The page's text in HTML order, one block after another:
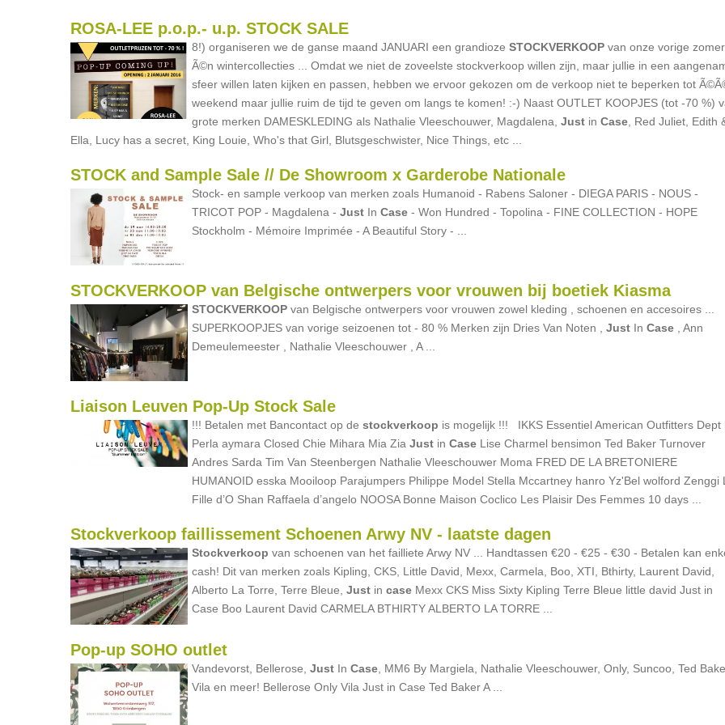
ROSA-LEE p.o.p.- u.p. STOCK SALE
8!) organiseren we de ganse maand JANUARI een grandioze STOCKVERKOOP van onze vorige
Ã©n wintercollecties ... Omdat we niet de zoveelste stockverkoop willen zijn, maar jullie in een
sfeer willen laten kijken en passen, hebben we ervoor gekozen om de verkoop niet te beperken tot
weekend maar jullie ruim de tijd te geven om langs te komen! :-) Naast OUTLET KOOPJES (tot -70 %)
grote merken DAMESKLEDING als Nathalie Vleeschouwer, Magdalena, Just in Case , Red Juliet, Edith
Ella, Lucy has a secret, King Louie, Who's that Girl, Blutsgeschwister, Nice Things, etc ...
STOCK and Sample Sale // De Showroom x Garderobe Nationale
Stock- en sample verkoop van merken zoals Humanoid - Rabens Saloner - DIEGA PARIS - NOUS -
TRICOT POP - Magdalena - Just In Case - Won Hundred - Topolina - FINE COLLECTION - HOPE
Stockholm - Mémoire Imprimée - A Beautiful Story - ...
STOCKVERKOOP van Belgische ontwerpers voor vrouwen bij boetiek Kiasma
STOCKVERKOOP van Belgische ontwerpers voor vrouwen zowel kleding , schoenen en accesoires ...
SUPERKOOPJES van vorige seizoenen tot - 80 % Merken zijn Dries Van Noten , Just In Case , Ann
Demeulemeester , Nathalie Vleeschouwer , A ...
Liaison Leuven Pop-Up Stock Sale
!!! Betalen met Bancontact op de stockverkoop is mogelijk !!! IKKS Essentiel American Outfitters Dept
Perla aymara Closed Chie Mihara Mia Zia Just in Case Lise Charmel bensimon Ted Baker Turnover
Andres Sarda Tim Van Steenbergen Nathalie Vleeschouwer Moma FRED DE LA BRETONIERE
HUMANOID esska Mooiloop Parajumpers Philippe Model Stella Mccartney hanro Yz'Bel wolford Zenggi
Fille d’O Shan Raffaela d’angelo NOOSA Bonne Maison Coclico Les Plaisir Des Femmes 10 days ...
Stockverkoop faillissement Schoenen Arwy NV - laatste dagen
Stockverkoop van schoenen van het failliete Arwy NV ... Handtassen €20 - €25 - €30 - Betalen kan
cash! Dit van merken zoals Kipling, CKS, Little David, Mexx, Carmela, Boo, XTI, Bthirty, Laurent David,
Alberto La Torre, Terre Bleue, Just in case Mexx CKS Miss Sixty Kipling Terre Bleue little david Just in
Case Boo Laurent David CARMELA BTHIRTY ALBERTO LA TORRE ...
Pop-up SOHO outlet
Vandevorst, Bellerose, Just In Case , MM6 By Margiela, Nathalie Vleeschouwer, Only, Suncoo, Ted
Vila en meer! Bellerose Only Vila Just in Case Ted Baker A ...